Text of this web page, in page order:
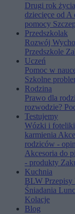
Drugi rok życia
dziecięce od A
pomocy
Przedszkolak
Rozwój
Przedszkole
Uczeń
Pomoc w
Szkolne
Rodzina
Prawo dla
rozwodzie?
Testujemy
Wózki i
karmienia
rodziców -
Akcesoria do
- produkty
Kuchnia
BLW Przepisy
Śniadania
Kolacje
Blog